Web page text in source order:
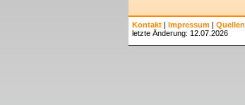
Kontakt | Impressum | Quellen
letzte Änderung: 12.07.2026